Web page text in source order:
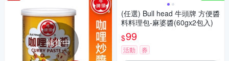
補貨中
(任選) Bull head 牛頭牌 方便醬
料料理包-麻婆醬(60gx2包入)
$99
活動 券